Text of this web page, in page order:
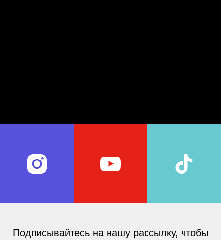
Подписывайтесь на нашу рассылку, чтобы